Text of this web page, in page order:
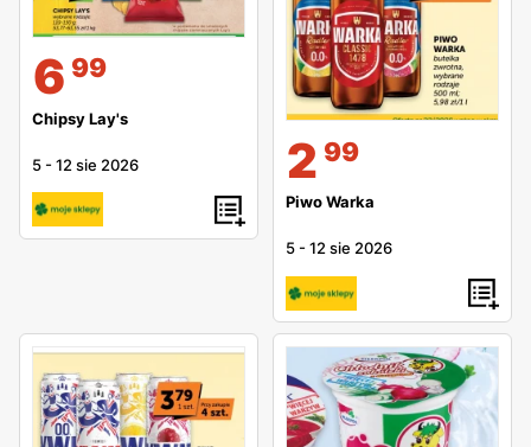
6 99
Chipsy Lay's
5 -12 sie 2026 2 99
Piwo Warka
5 -12 sie 2026